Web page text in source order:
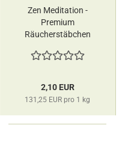
Zen Meditation -
Premium
Räucherstäbchen
2,10 EUR
131,25 EUR pro 1 kg